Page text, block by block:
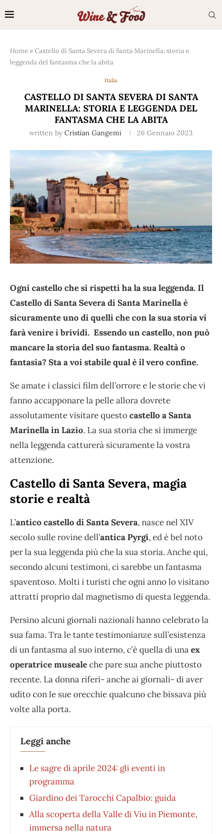
Home »Castello di Santa Severa di Santa Marinella: storia e
leggenda del fantasma che la abita
Italia
CASTELLO DI SANTA SEVERA DI SANTA
MARINELLA: STORIA E LEGGENDA DEL
FANTASMA CHE LA ABITA
written by Cristian Gangemi 26 Gennaio 2023
Ogni castello che si rispetti ha la sua leggenda. Il
Castello di Santa Severa di Santa Marinella è
sicuramente uno di quelli che con la sua storia vi
farà venire i brividi. Essendo un castello, non può
mancare la storia del suo fantasma. Realtà o
fantasia? Sta a voi stabile qual è il vero confine.
Se amate i classici film dell’orrore e le storie che vi
fanno accapponare la pelle allora dovrete
assolutamente visitare questocastello a Santa
Marinella in Lazio. La sua storia che si immerge
nella leggenda catturerà sicuramente la vostra
attenzione.
Castello di Santa Severa, magia
storie e realtà
L’antico castello di Santa Severa, nasce nel XIV
secolo sulle rovine dell’antica Pyrgi, ed è bel noto
per la sua leggenda più che la sua storia. Anche qui,
secondo alcuni testimoni, ci sarebbe un fantasma
spaventoso. Molti i turisti che ogni anno lo visitano
attratti proprio dal magnetismo di questa leggenda.
Persino alcuni giornali nazionali hanno celebrato la
sua fama. Tra le tante testimonianze sull’esistenza
di un fantasma al suo interno, c’è quella di unaex
operatrice musealeche pare sua anche piuttosto
recente. La donna riferì- anche ai giornali- di aver
udito con le sue orecchie qualcuno che bissava più
volte alla porta.
Leggi anche
Le sagre di aprile 2024: gli eventi in
programma
Giardino dei Tarocchi Capalbio: guida
Alla scoperta della Valle di Viu in Piemonte,
immersa nella natura